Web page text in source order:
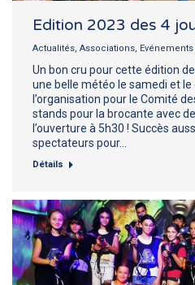
Edition 2023 des 4
Actualités, Associations, Evénements
Un bon cru pour cette édition
une belle météo le samedi et
l’organisation pour le Comité
stands pour la brocante avec
l’ouverture à 5h30 ! Succès
spectateurs pour…
Détails